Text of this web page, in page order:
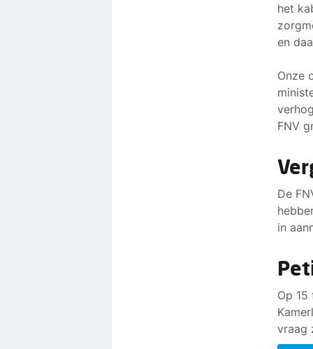
het
en
Onze
FNV
De
in
Op
vraag